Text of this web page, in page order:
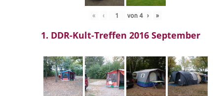
« ‹ von 4 › »
1. DDR-Kult-Treffen 2016 September